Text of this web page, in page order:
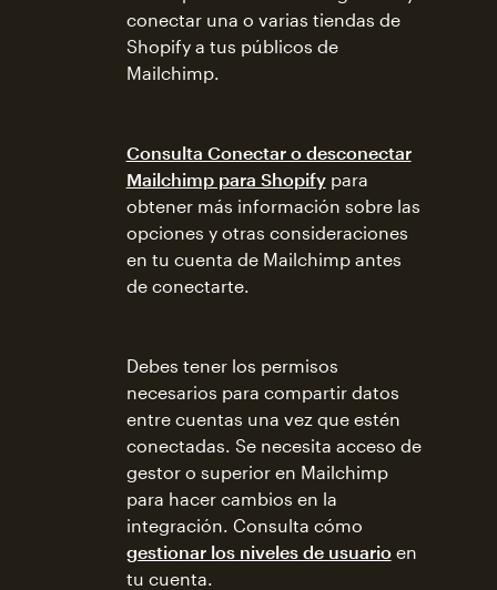
conectar una o varias tiendas de
Shopify a tus públicos de
Mailchimp.
Consulta Conectar o desconectar
Mailchimp para Shopifypara
obtener más información sobre las
opciones y otras consideraciones
en tu cuenta de Mailchimp antes
de conectarte.
Debes tener los permisos
necesarios para compartir datos
entre cuentas una vez que estén
conectadas. Se necesita acceso de
gestor o superior en Mailchimp
para hacer cambios en la
integración. Consulta cómo
gestionar los niveles de usuarioen
tu cuenta.